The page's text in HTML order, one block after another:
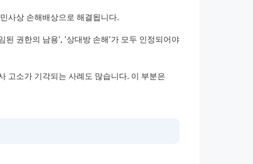
사상 손해배상으로 해결됩니다.
된 권한의 남용', '상대방 손해'가 모두 인정되어야
고소가 기각되는 사례도 많습니다. 이 부분은